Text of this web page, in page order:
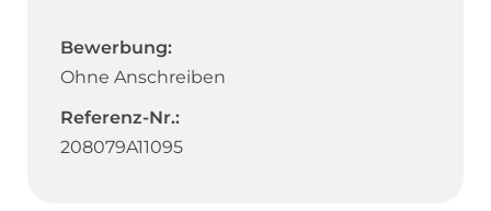
Bewerbung:
Ohne Anschreiben
Referenz-Nr.:
208079A11095